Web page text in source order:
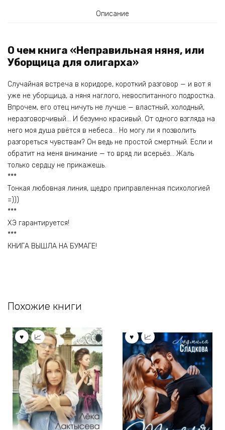
Описание
О чем книга «Неправильная няня, или
Уборщица для олигарха»
Случайная встреча в коридоре, короткий разговор — и вот я
уже не уборщица, а няня наглого, невоспитанного подростка.
Впрочем, его отец ничуть не лучше — властный, холодный,
неразговорчивый… И безумно красивый. От одного взгляда на
него моя душа рвётся в небеса… Но могу ли я позволить
разгореться чувствам? Он ведь не простой смертный. Если и
обратит на меня внимание — то вряд ли всерьёз… Жаль
только сердцу не прикажешь.
***
Тонкая любовная линия, щедро приправленная психологией
=)))
***
ХЭ гарантируется!
***
КНИГА ВЫШЛА НА БУМАГЕ!
Похожие книги